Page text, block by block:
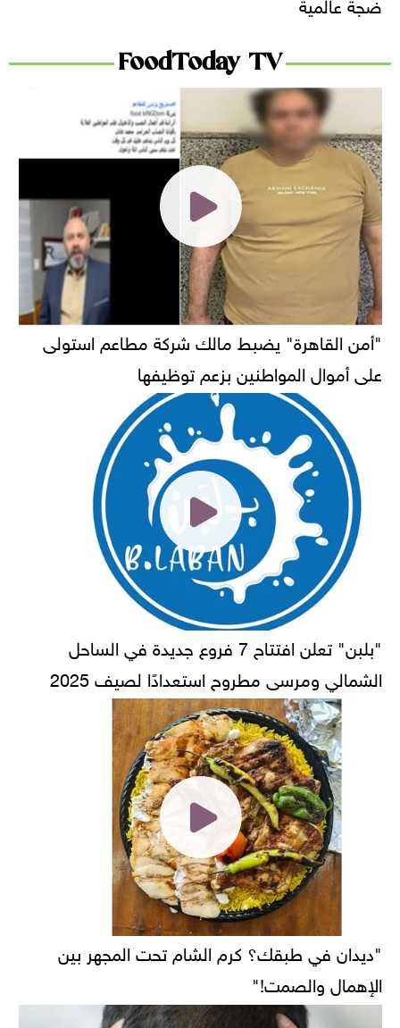
FoodToday TV
"أمن القاهرة" يضبط مالك شركة مطاعم استولى
على أموال المواطنين بزعم توظيفها
"بلبن" تعلن افتتاح 7 فروع جديدة في الساحل
الشمالي ومرسى مطروح استعدادًا لصيف 2025
"ديدان في طبقك؟ كرم الشام تحت المجهر بين
الإهمال والصمت!"